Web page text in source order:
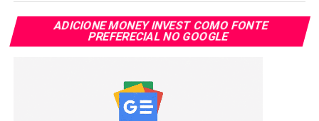
Atingir o status de milionário em 2024 não se trata de
investir em um projeto de curto prazo que pode gerar
token com potencial de gerar lucros continuamente.
A PropiChain é um divisor de águas no espaço de ativos
ADICIONE MONEY INVEST COMO FONTE
PREFERECIAL NO GOOGLE